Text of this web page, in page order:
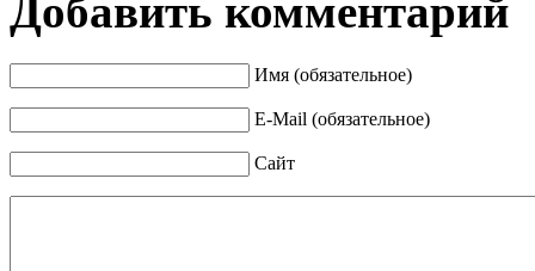
Добавить комментарий
Имя (обязательное)
E-Mail (обязательное)
Сайт